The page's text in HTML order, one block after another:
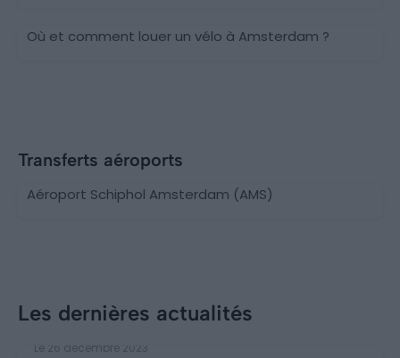
Où et comment louer un vélo à Amsterdam ?
Transferts aéroports
Aéroport Schiphol Amsterdam (AMS)
Les dernières actualités
Le 26 décembre 2023